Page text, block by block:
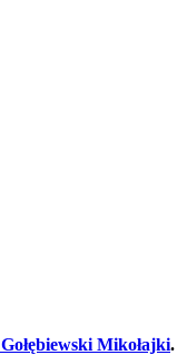
Mikołajki.